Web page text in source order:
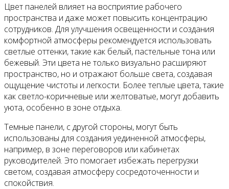
Цвет панелей влияет на восприятие рабочего
пространства и даже может повысить концентрацию
сотрудников. Для улучшения освещенности и создания
комфортной атмосферы рекомендуется использовать
светлые оттенки, такие как белый, пастельные тона или
бежевый. Эти цвета не только визуально расширяют
пространство, но и отражают больше света, создавая
ощущение чистоты и легкости. Более теплые цвета, такие
как светло-коричневые или желтоватые, могут добавить
уюта, особенно в зоне отдыха.
Темные панели, с другой стороны, могут быть
использованы для создания уединенной атмосферы,
например, в зоне переговоров или кабинетах
руководителей. Это помогает избежать перегрузки
светом, создавая атмосферу сосредоточенности и
спокойствия.